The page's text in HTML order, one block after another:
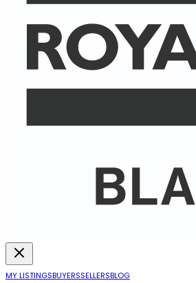
MY LISTINGSBUYERSSELLERSBLOG